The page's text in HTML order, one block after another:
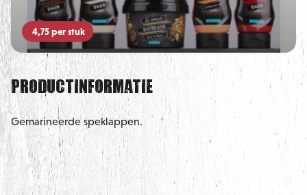
4,75per stuk
Productinformatie
Gemarineerde speklappen.